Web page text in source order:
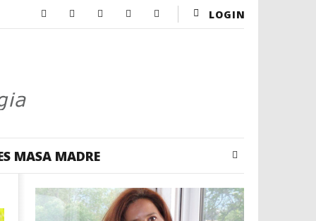
LOGIN
MASA MADRE